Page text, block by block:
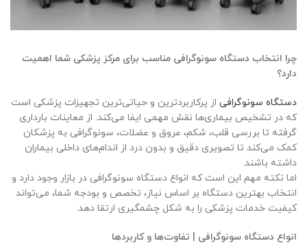
چرا انتخاب دستگاه سونوگرافی مناسب برای مرکز پزشکی شما اهمیت
دارد؟
دستگاه سونوگرافی از پرکاربردترین و حیاتی‌ترین تجهیزات پزشکی است
که در تشخیص بیماری‌ها نقش مهمی ایفا می‌کند. از معاینات بارداری
گرفته تا بررسی قلب، شکم، عروق و عضلات، سونوگرافی به پزشکان
کمک می‌کند تا تصویری دقیق و بدون درد از اندام‌های داخلی بیماران
داشته باشند.
اما نکته مهم این است که انواع دستگاه سونوگرافی در بازار وجود دارد و
انتخاب بهترین دستگاه بر اساس نیاز، تخصص و بودجه شما، می‌تواند
کیفیت خدمات پزشکی را به شکل چشمگیری ارتقا دهد.
انواع دستگاه سونوگرافی | تفاوت‌ها و کاربردها